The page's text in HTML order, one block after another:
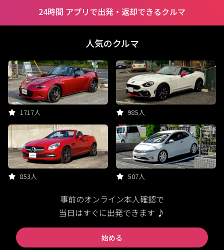
24時間 アプリで出発・返却できるクルマ
人気のクルマ
1717人 985人
853人 507人
事前のオンライン本人確認で
当日はすぐに出発できます ♪
始める